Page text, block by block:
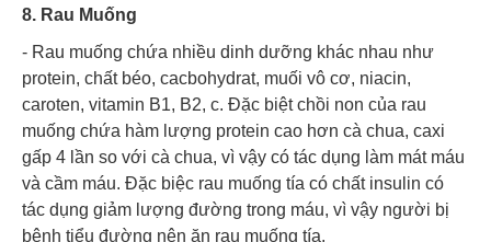
8. Rau Muống
- Rau muống chứa nhiều dinh dưỡng khác nhau như
protein, chất béo, cacbohydrat, muối vô cơ, niacin,
caroten, vitamin B1, B2, c. Đặc biệt chồi non của rau
muống chứa hàm lượng protein cao hơn cà chua, caxi
gấp 4 lần so với cà chua, vì vậy có tác dụng làm mát máu
và cầm máu. Đặc biệc rau muống tía có chất insulin có
tác dụng giảm lượng đường trong máu, vì vậy người bị
bệnh tiểu đường nên ăn rau muống tía.